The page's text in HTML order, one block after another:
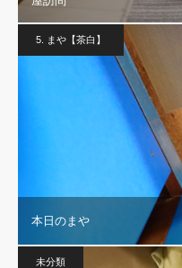
5. まや【茶白】
本日のまや
未分類